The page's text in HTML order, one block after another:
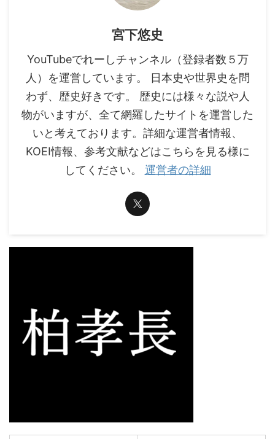
宮下悠史
YouTubeでれーしチャンネル（登録者数５万
人）を運営しています。 日本史や世界史を問
わず、歴史好きです。 歴史には様々な説や人
物がいますが、全て網羅したサイトを運営した
いと考えております。詳細な運営者情報、
KOEI情報、参考文献などはこちらを見る様に
してください。 運営者の詳細